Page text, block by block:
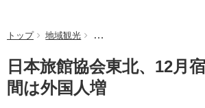
トップ 地域観光 日本旅館協会東北、12月
日本旅館協会東北、12月
間は外国人増